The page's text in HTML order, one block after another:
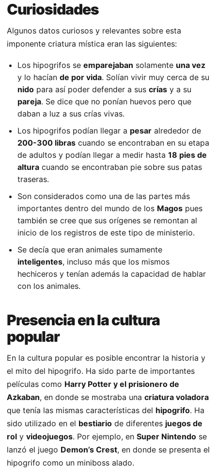
Curiosidades
Algunos datos curiosos y relevantes sobre esta
imponente criatura mística eran las siguientes:
Los hipogrifos se emparejaban solamente una vez
y lo hacían de por vida. Solían vivir muy cerca de su
nido para así poder defender a sus crías y a su
pareja. Se dice que no ponían huevos pero que
daban a luz a sus crías vivas.
Los hipogrifos podían llegar a pesar alrededor de
200-300 libras cuando se encontraban en su etapa
de adultos y podían llegar a medir hasta 18 pies de
altura cuando se encontraban pie sobre sus patas
traseras.
Son considerados como una de las partes más
importantes dentro del mundo de los Magos pues
también se cree que sus orígenes se remontan al
inicio de los registros de este tipo de ministerio.
Se decía que eran animales sumamente
inteligentes, incluso más que los mismos
hechiceros y tenían además la capacidad de hablar
con los animales.
Presencia en la cultura
popular
En la cultura popular es posible encontrar la historia y
el mito del hipogrifo. Ha sido parte de importantes
películas como Harry Potter y el prisionero de
Azkaban, en donde se mostraba una criatura voladora
que tenía las mismas características del hipogrifo. Ha
sido utilizado en el bestiario de diferentes juegos de
rol y videojuegos. Por ejemplo, en Super Nintendo se
lanzó el juego Demon’s Crest, en donde se presenta el
hipogrifo como un miniboss alado.